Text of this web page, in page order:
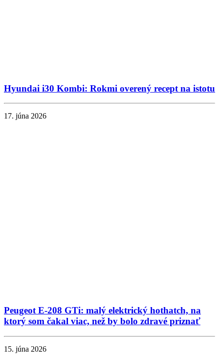
Hyundai i30 Kombi: Rokmi overený recept na istotu
17. júna 2026
Peugeot E-208 GTi: malý elektrický hothatch, na
ktorý som čakal viac, než by bolo zdravé priznať
15. júna 2026